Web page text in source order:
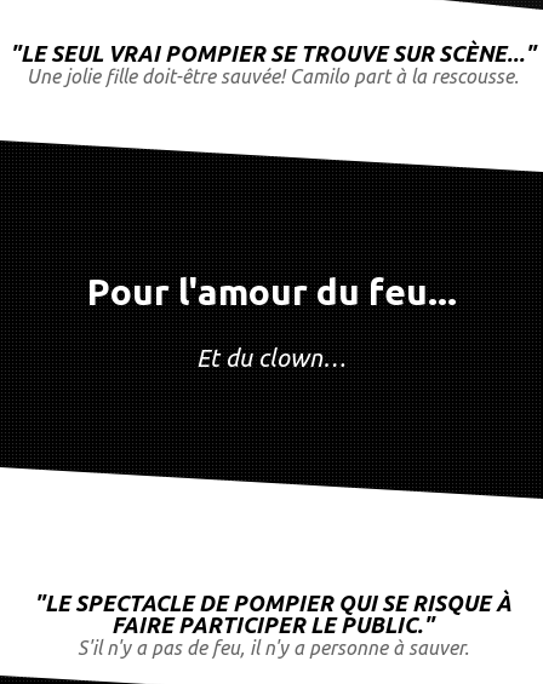
"LE SEUL VRAI POMPIER SE TROUVE SUR SCÈNE..."
Unejolie fille doit-être sauvée! Camilopart à la rescousse.
Pour l'amour du feu...
Et du clown…
"LE SPECTACLE DE POMPIER QUI SE RISQUE À
FAIRE PARTICIPER LE PUBLIC."
S'iln'y a pas de feu, il n'y a personne à sauver.